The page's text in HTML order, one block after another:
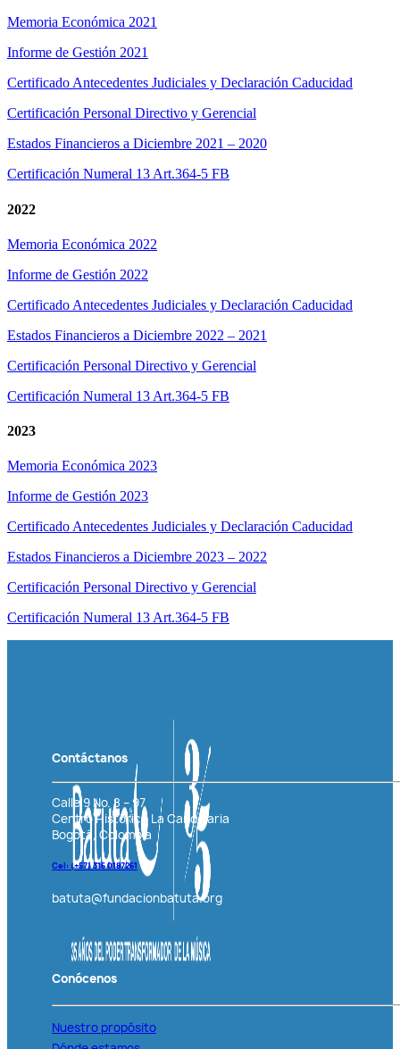
Memoria Económica 2021
Informe de Gestión 2021
Certificado Antecedentes Judiciales y Declaración Caducidad
Certificación Personal Directivo y Gerencial
Estados Financieros a Diciembre 2021 – 2020
Certificación Numeral 13 Art.364-5 FB
2022
Memoria Económica 2022
Informe de Gestión 2022
Certificado Antecedentes Judiciales y Declaración Caducidad
Estados Financieros a Diciembre 2022 – 2021
Certificación Personal Directivo y Gerencial
Certificación Numeral 13 Art.364-5 FB
2023
Memoria Económica 2023
Informe de Gestión 2023
Certificado Antecedentes Judiciales y Declaración Caducidad
Estados Financieros a Diciembre 2023 – 2022
Certificación Personal Directivo y Gerencial
Certificación Numeral 13 Art.364-5 FB
Contáctanos
Calle 9 No. 8 – 97
Centro Histórico La Candelaria
Bogotá, Colombia
Cel: (+57)316 0187261
batuta@fundacionbatuta.org
Conócenos
Nuestro propósito